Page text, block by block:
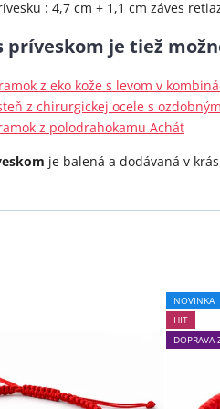
: 4,7 cm + 1,1 cm záves
príveskom je tiež
z eko kože s levom v
z chirurgickej ocele s
z polodrahokamu Achát
je balená a dodávaná v
NOVINKA
HIT
DOPRAVA